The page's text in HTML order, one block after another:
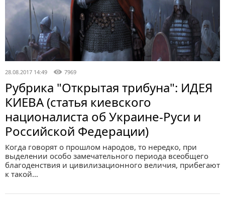
28.08.2017 14:49 7969
Рубрика "Открытая трибуна": ИДЕЯ
КИЕВА (статья киевского
националиста об Украине-Руси и
Российской Федерации)
Когда говорят о прошлом народов, то нередко, при
выделении особо замечательного периода всеобщего
благоденствия и цивилизационного величия, прибегают
к такой…